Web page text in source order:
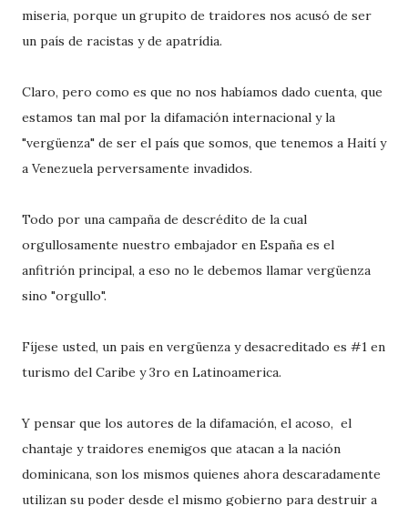
miseria, porque un grupito de traidores nos acusó de ser
un país de racistas y de apatrídia.
Claro, pero como es que no nos habíamos dado cuenta, que
estamos tan mal por la difamación internacional y la
"vergüenza" de ser el país que somos, que tenemos a Haití y
a Venezuela perversamente invadidos.
Todo por una campaña de descrédito de la cual
orgullosamente nuestro embajador en España es el
anfitrión principal, a eso no le debemos llamar vergüenza
sino "orgullo".
Fíjese usted, un pais en vergüenza y desacreditado es #1 en
turismo del Caribe y 3ro en Latinoamerica.
Y pensar que los autores de la difamación, el acoso, el
chantaje y traidores enemigos que atacan a la nación
dominicana, son los mismos quienes ahora descaradamente
utilizan su poder desde el mismo gobierno para destruir a